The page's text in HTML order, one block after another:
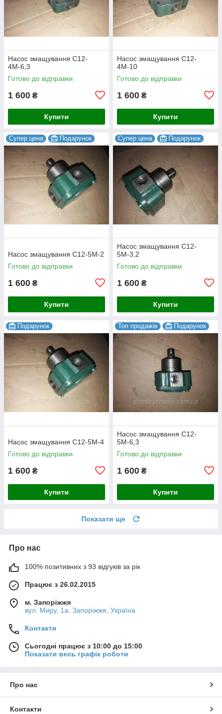
Насос змащування С12-
4М-6,3
Готово до відправки
1 600 ₴
Купити
Насос змащування С12-
4М-10
Готово до відправки
1 600 ₴
Купити
Супер цена Подарунок
Насос змащування С12-5М-2
Готово до відправки
1 600 ₴
Купити
Супер цена Подарунок
Насос змащування С12-
5М-3,2
Готово до відправки
1 600 ₴
Купити
Подарунок
Насос змащування С12-5М-4
Готово до відправки
1 600 ₴
Купити
Топ продажів Подарунок
Насос змащування С12-
5М-6,3
Готово до відправки
1 600 ₴
Купити
Показати ще
Про нас
100% позитивних з 93 відгуків за рік
Працює з 26.02.2015
м. Запоріжжя
вул. Миру, 1а, Запоріжжя, Україна
Контакти
Сьогодні працює з 10:00 до 15:00
Показати весь графік роботи
Про нас
Контакти